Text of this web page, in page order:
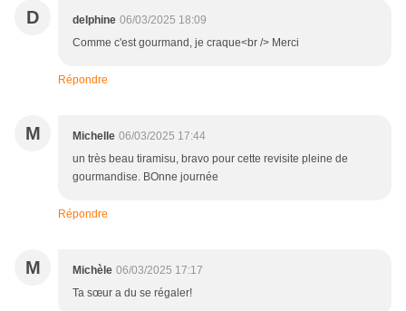
D delphine 06/03/2025 18:09
Comme c'est gourmand, je craque<br /> Merci
Répondre
M Michelle 06/03/2025 17:44
un très beau tiramisu, bravo pour cette revisite pleine de
gourmandise. BOnne journée
Répondre
M Michèle 06/03/2025 17:17
Ta sœur a du se régaler!